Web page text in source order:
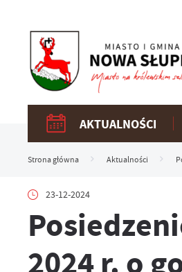
AKTUALNOŚCI
Strona główna Aktualności
23-12-2024
2024 r. o